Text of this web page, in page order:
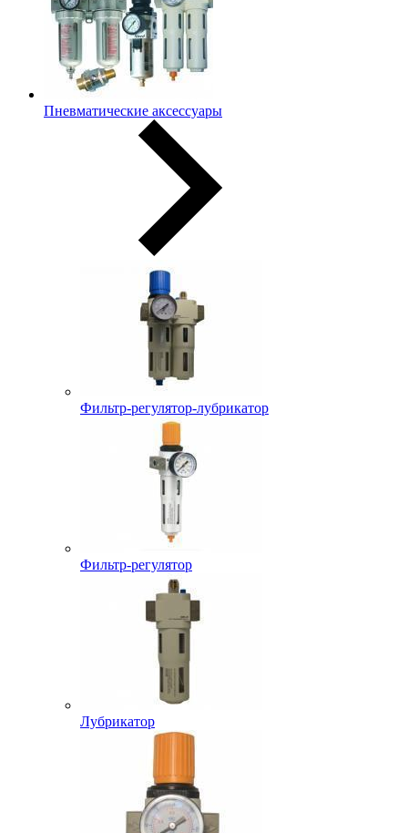
Пневматические аксессуары
Фильтр-регулятор-лубрикатор
Фильтр-регулятор
Лубрикатор